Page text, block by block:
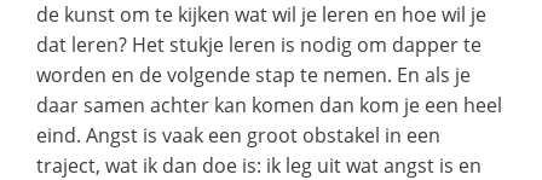
de kunst om te kijken wat wil je leren en hoe wil je
dat leren? Het stukje leren is nodig om dapper te
worden en de volgende stap te nemen. En als je
daar samen achter kan komen dan kom je een heel
eind. Angst is vaak een groot obstakel in een
traject, wat ik dan doe is: ik leg uit wat angst is en